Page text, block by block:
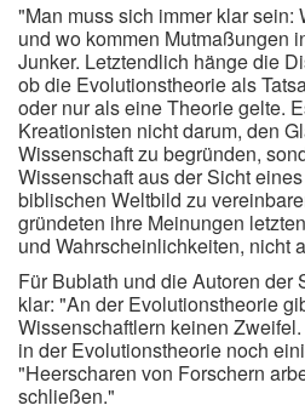
"Man muss sich immer klar sein:
und wo kommen Mutmaßungen
Junker. Letztendlich hänge die
ob die Evolutionstheorie als
oder nur als eine Theorie gelte.
Kreationisten nicht darum, den
Wissenschaft zu begründen,
Wissenschaft aus der Sicht
biblischen Weltbild zu
gründeten ihre Meinungen
und Wahrscheinlichkeiten, nicht
Für Bublath und die Autoren der
klar: "An der Evolutionstheorie
Wissenschaftlern keinen
in der Evolutionstheorie noch
"Heerscharen von Forschern
schließen."